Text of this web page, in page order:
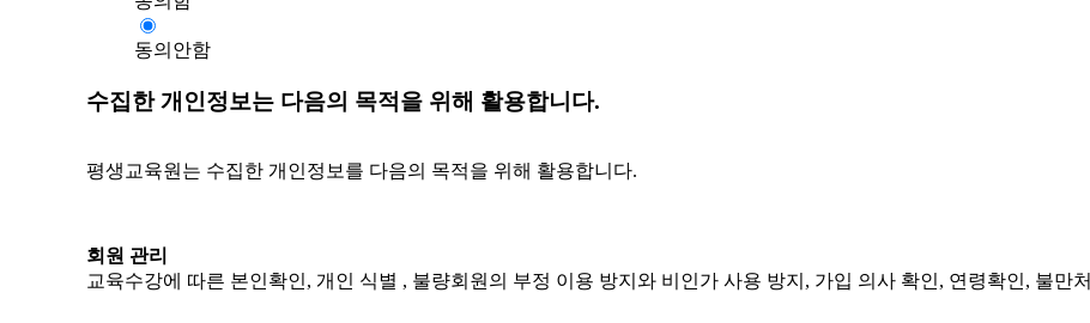
동의안함
수집한 개인정보는 다음의 목적을 위해 활용합니다.
평생교육원는 수집한 개인정보를 다음의 목적을 위해 활용합니다.
회원 관리
교육수강에 따른 본인확인, 개인 식별 , 불량회원의 부정 이용 방지와 비인가 사용 방지, 가입 의사 확인, 연령확인, 불만